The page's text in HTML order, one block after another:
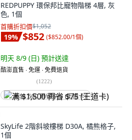
REDPUPPY 環保邦比寵物階梯 4層, 灰
色, 1個
首購折扣價$1,052
19% $852 ($852.00/1個)
明天 8/9 (日) 預計送達
酷澎直售 ∙ 免運 ∙ 免費退貨
(1222)
满 $1,500 再省 $75 (王道卡)
SkyLife 2階斜坡樓梯 D30A, 橘熊格子,
1個